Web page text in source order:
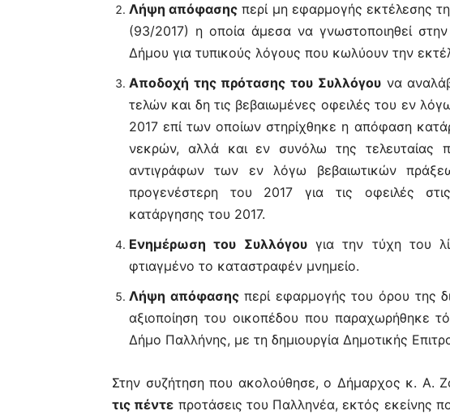
Λήψη απόφασης περί μη εφαρμογής εκτέλεσης
(93/2017) η οποία άμεσα να γνωστοποιηθεί στην
Δήμου για τυπικούς λόγους που κωλύουν την
Αποδοχή της πρότασης του Συλλόγουνα
τελών και δη τις βεβαιωμένες οφειλές του εν
2017 επί των οποίων στηρίχθηκε η απόφαση
νεκρών, αλλά και εν συνόλω της τελευταίας
αντιγράφων των εν λόγω βεβαιωτικών
προγενέστερη του 2017 για τις οφειλές
κατάργησης του 2017.
Ενημέρωση του Συλλόγουγια την τύχη του
φτιαγμένο το καταστραφέν μνημείο.
Λήψη απόφασηςπερί εφαρμογής του όρου της
αξιοποίηση του οικοπέδου που παραχωρήθηκε
Δήμο Παλλήνης, με τη δημιουργία Δημοτικής
Στην συζήτηση που ακολούθησε, ο Δήμαρχος κ. Α.
τις πέντε προτάσεις του Παλληνέα, εκτός εκείνης